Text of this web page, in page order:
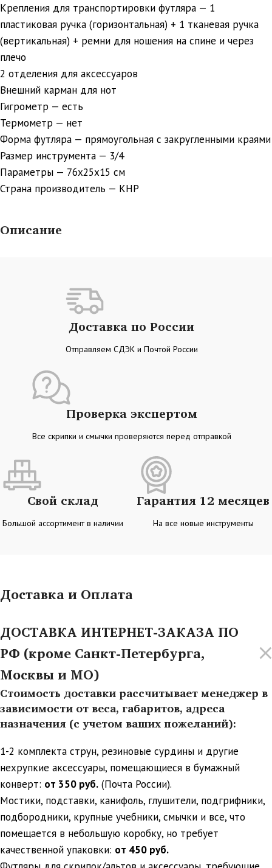
Крепления для транспортировки футляра — 1
пластиковая ручка (горизонтальная) + 1 тканевая ручка
(вертикальная) + ремни для ношения на спине и через
плечо
2 отделения для аксессуаров
Внешний карман для нот
Гигрометр — есть
Термометр — нет
Форма футляра — прямоугольная с закругленными краями
Размер инструмента — 3/4
Параметры — 76х25х15 см
Страна производитель — КНР
Описание
Доставка по России
Отправляем СДЭК и Почтой России
Проверка экспертом
Все скрипки и смычки проверяются перед отправкой
Свой склад
Большой ассортимент в наличии
Гарантия 12 месяцев
На все новые инструменты
Доставка и Оплата
ДОСТАВКА ИНТЕРНЕТ-ЗАКАЗА ПО
РФ (кроме Санкт-Петербурга,
Москвы и МО)
Стоимость доставки рассчитывает менеджер в
зависимости от веса, габаритов, адреса
назначения (с учетом ваших пожеланий):
1-2 комплекта струн, резиновые сурдины и другие
нехрупкие аксессуары, помещающиеся в бумажный
конверт: от 350 руб. (Почта России).
Мостики, подставки, канифоль, глушители, подгрифники,
подбородники, крупные учебники, смычки и все, что
помещается в небольшую коробку, но требует
качественной упаковки: от 450 руб.